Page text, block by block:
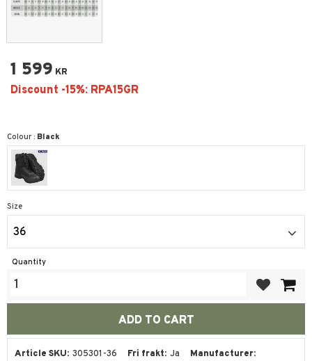
1 599 KR
Colour : Black
Size
36
Quantity
Article SKU 305301-36 Fri frakt Ja
Manufacturer